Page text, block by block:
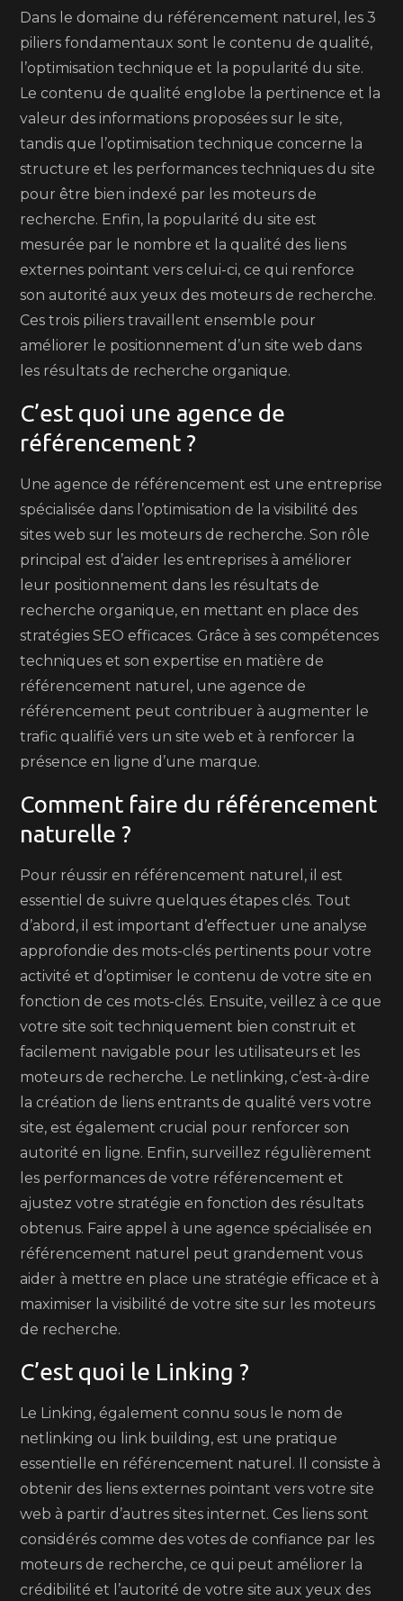
Dans le domaine du référencement naturel, les 3
piliers fondamentaux sont le contenu de qualité,
l’optimisation technique et la popularité du site.
Le contenu de qualité englobe la pertinence et la
valeur des informations proposées sur le site,
tandis que l’optimisation technique concerne la
structure et les performances techniques du site
pour être bien indexé par les moteurs de
recherche. Enfin, la popularité du site est
mesurée par le nombre et la qualité des liens
externes pointant vers celui-ci, ce qui renforce
son autorité aux yeux des moteurs de recherche.
Ces trois piliers travaillent ensemble pour
améliorer le positionnement d’un site web dans
les résultats de recherche organique.
C’est quoi une agence de
référencement ?
Une agence de référencement est une entreprise
spécialisée dans l’optimisation de la visibilité des
sites web sur les moteurs de recherche. Son rôle
principal est d’aider les entreprises à améliorer
leur positionnement dans les résultats de
recherche organique, en mettant en place des
stratégies SEO efficaces. Grâce à ses compétences
techniques et son expertise en matière de
référencement naturel, une agence de
référencement peut contribuer à augmenter le
trafic qualifié vers un site web et à renforcer la
présence en ligne d’une marque.
Comment faire du référencement
naturelle ?
Pour réussir en référencement naturel, il est
essentiel de suivre quelques étapes clés. Tout
d’abord, il est important d’effectuer une analyse
approfondie des mots-clés pertinents pour votre
activité et d’optimiser le contenu de votre site en
fonction de ces mots-clés. Ensuite, veillez à ce que
votre site soit techniquement bien construit et
facilement navigable pour les utilisateurs et les
moteurs de recherche. Le netlinking, c’est-à-dire
la création de liens entrants de qualité vers votre
site, est également crucial pour renforcer son
autorité en ligne. Enfin, surveillez régulièrement
les performances de votre référencement et
ajustez votre stratégie en fonction des résultats
obtenus. Faire appel à une agence spécialisée en
référencement naturel peut grandement vous
aider à mettre en place une stratégie efficace et à
maximiser la visibilité de votre site sur les moteurs
de recherche.
C’est quoi le Linking ?
Le Linking, également connu sous le nom de
netlinking ou link building, est une pratique
essentielle en référencement naturel. Il consiste à
obtenir des liens externes pointant vers votre site
web à partir d’autres sites internet. Ces liens sont
considérés comme des votes de confiance par les
moteurs de recherche, ce qui peut améliorer la
crédibilité et l’autorité de votre site aux yeux des